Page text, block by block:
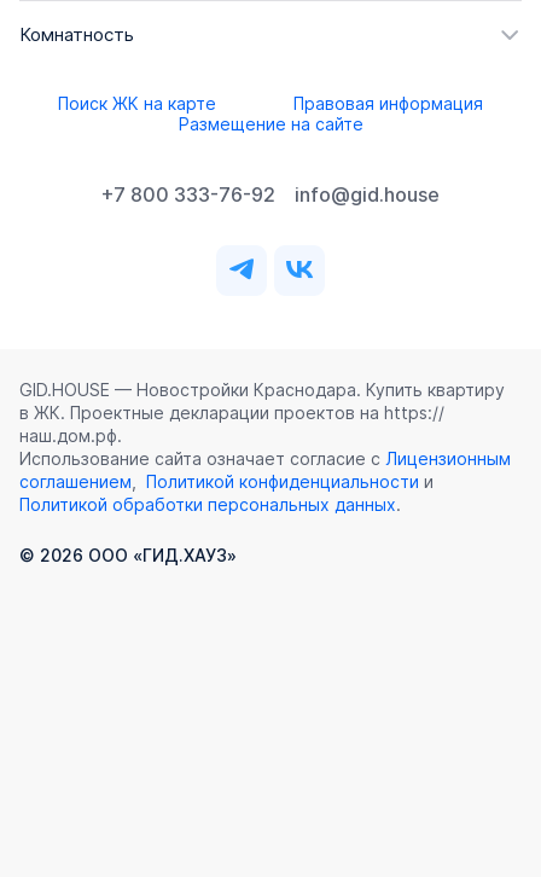
Комнатность
Поиск ЖК на карте
Правовая информация
Размещение на сайте
+7 800 333-76-92 info@gid.house
GID.HOUSE — Новостройки Краснодара. Купить квартиру
в ЖК. Проектные декларации проектов на https://
наш.дом.рф.
Использование сайта означает согласие с Лицензионным
соглашением
Политикой конфиденциальности и
Политикой обработки персональных данных.
© 2026 ООО «ГИД.ХАУЗ»